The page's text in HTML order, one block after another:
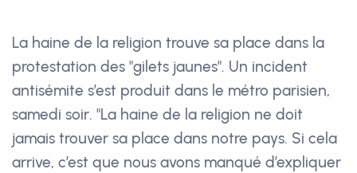
La haine de la religion trouve sa place dans la
protestation des "gilets jaunes". Un incident
antisémite s’est produit dans le métro parisien,
samedi soir. "La haine de la religion ne doit
jamais trouver sa place dans notre pays. Si cela
arrive, c’est que nous avons manqué d’expliquer